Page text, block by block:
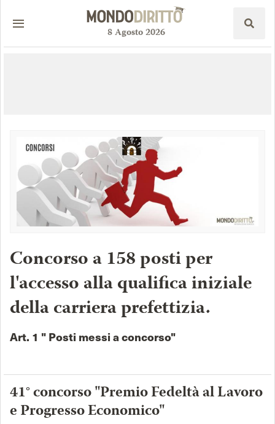
8Agosto2026
Concorso a 158 posti per
l'accesso alla qualifica iniziale
della carriera prefettizia.
Art. 1 " Posti messi a concorso"
41° concorso "Premio Fedeltà al Lavoro
e Progresso Economico"